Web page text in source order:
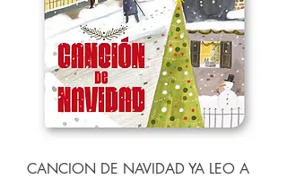
CANCION DE NAVIDAD YA LEO A